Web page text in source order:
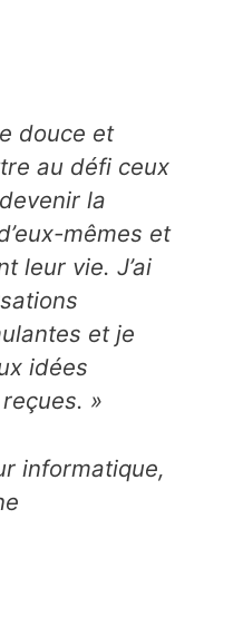
douce et
au défi ceux
la
mêmes et
leur vie. J’ai
et je
idées
»
informatique,